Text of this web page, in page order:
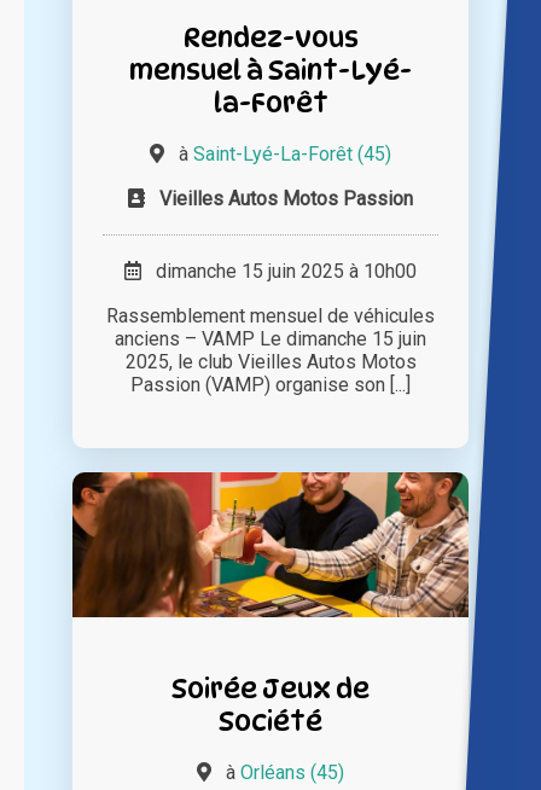
Rendez-vous
mensuel à Saint-Lyé-
la-Forêt
à Saint-Lyé-La-Forêt (45)
Vieilles Autos Motos Passion
dimanche 15 juin 2025 à 10h00
Rassemblement mensuel de véhicules
anciens – VAMP Le dimanche 15 juin
2025, le club Vieilles Autos Motos
Passion (VAMP) organise son [...]
Soirée Jeux de
Société
à Orléans (45)